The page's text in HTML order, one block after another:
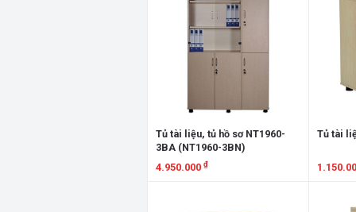
Tủ tài liệu, tủ hồ sơ NT1960-
3BA (NT1960-3BN)
4.950.000 ₫
Tủ tài